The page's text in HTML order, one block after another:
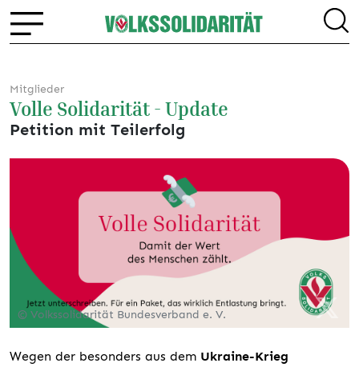
Mitglieder
Volle Solidarität - Update
Petition mit Teilerfolg
© Volkssolidarität Bundesverband e. V.
Wegen der besonders aus dem Ukraine-Krieg